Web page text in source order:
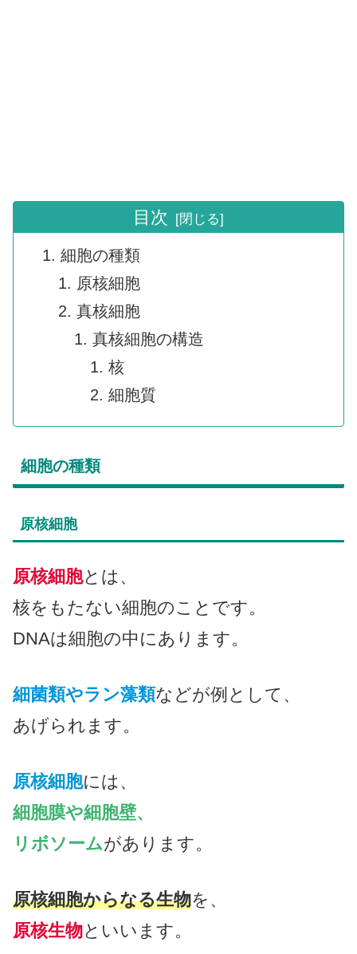
目次
細胞の種類
原核細胞
真核細胞
真核細胞の構造
核
細胞質
細胞の種類
原核細胞
原核細胞とは、
核をもたない細胞のことです。
DNAは細胞の中にあります。
細菌類やラン藻類などが例として、
あげられます。
原核細胞には、
細胞膜や細胞壁、
リボソームがあります。
原核細胞からなる生物を、
原核生物といいます。